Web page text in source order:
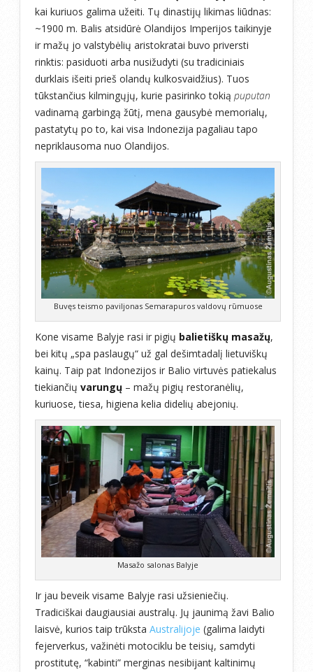
kai kuriuos galima užeiti. Tų dinastijų likimas liūdnas:
~1900 m. Balis atsidūrė Olandijos Imperijos taikinyje
ir mažų jo valstybėlių aristokratai buvo priversti
rinktis: pasiduoti arba nusižudyti (su tradiciniais
durklais išeiti prieš olandų kulkosvaidžius). Tuos
tūkstančius kilmingųjų, kurie pasirinko tokią puputan
vadinamą garbingą žūtį, mena gausybė memorialų,
pastatytų po to, kai visa Indonezija pagaliau tapo
nepriklausoma nuo Olandijos.
Buvęs teismo paviljonas Semarapuros valdovų rūmuose
Kone visame Balyje rasi ir pigių balietiškų masažų,
bei kitų „spa paslaugų“ už gal dešimtadalį lietuviškų
kainų. Taip pat Indonezijos ir Balio virtuvės patiekalus
tiekiančių varungų – mažų pigių restoranėlių,
kuriuose, tiesa, higiena kelia didelių abejonių.
Masažo salonas Balyje
Ir jau beveik visame Balyje rasi užsieniečių.
Tradiciškai daugiausiai australų. Jų jaunimą žavi Balio
laisvė, kurios taip trūksta Australijoje (galima laidyti
fejerverkus, važinėti motociklu be teisių, samdyti
prostitutę, “kabinti” merginas nesibijant kaltinimų